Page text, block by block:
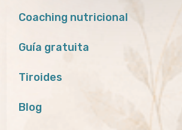
Coaching nutricional
Guía gratuita
Tiroides
Blog